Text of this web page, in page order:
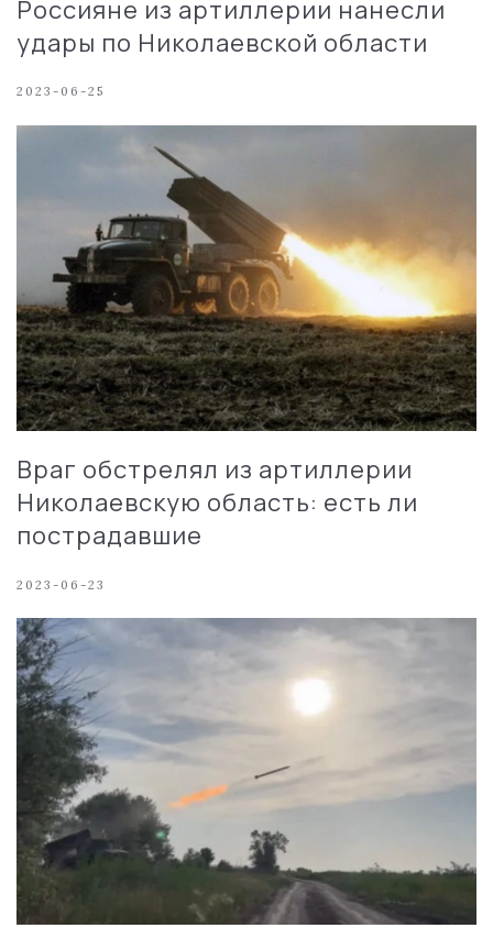
Россияне из артиллерии нанесли
удары по Николаевской области
2023-06-25
Враг обстрелял из артиллерии
Николаевскую область: есть ли
пострадавшие
2023-06-23